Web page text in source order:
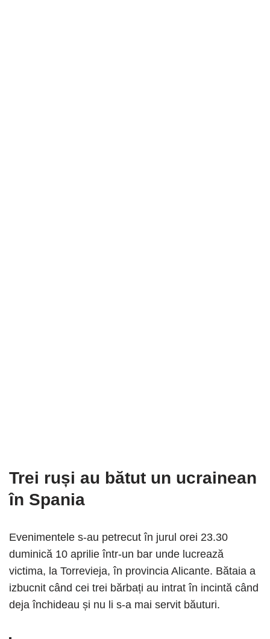
Trei ruși au bătut un ucrainean
în Spania
Evenimentele s-au petrecut în jurul orei 23.30
duminică 10 aprilie într-un bar unde lucrează
victima, la Torrevieja, în provincia Alicante. Bătaia a
izbucnit când cei trei bărbați au intrat în incintă când
deja închideau și nu li s-a mai servit băuturi.